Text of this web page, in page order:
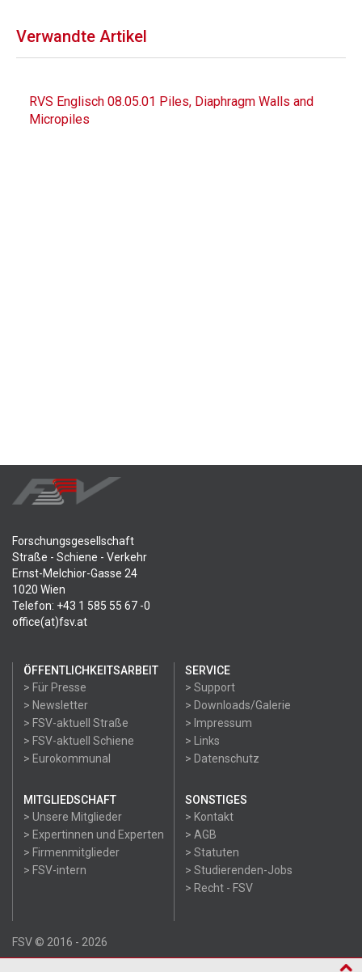
Verwandte Artikel
RVS Englisch 08.05.01 Piles, Diaphragm Walls and
Micropiles
Forschungsgesellschaft
Straße - Schiene - Verkehr
Ernst-Melchior-Gasse 24
1020 Wien
Telefon: +43 1 585 55 67 -0
office(at)fsv.at
ÖFFENTLICHKEITSARBEIT
> Für Presse
> Newsletter
> FSV-aktuell Straße
> FSV-aktuell Schiene
> Eurokommunal
SERVICE
> Support
> Downloads/Galerie
> Impressum
> Links
> Datenschutz
MITGLIEDSCHAFT
> Unsere Mitglieder
> Expertinnen und Experten
> Firmenmitglieder
> FSV-intern
SONSTIGES
> Kontakt
> AGB
> Statuten
> Studierenden-Jobs
> Recht - FSV
FSV © 2016 - 2026